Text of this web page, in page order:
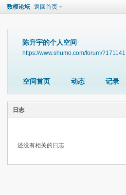
数模论坛 返回首页
陈升宇的个人空间
https://www.shumo.com/forum/?171141
空间首页 动态 记录
日志
还没有相关的日志